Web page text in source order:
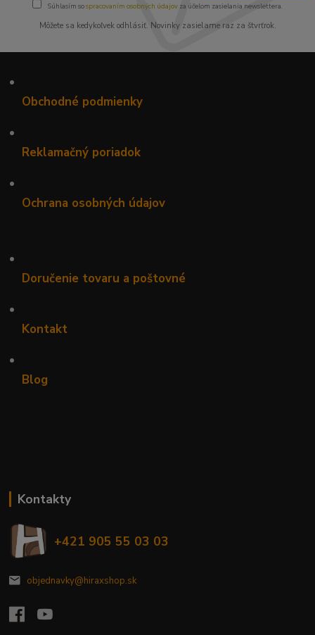
Súhlasím sospracovaním osobných údajov za účelom zasielania newslettera.
Môžete sa kedykoľvek odhlásiť. Novinky zasielame raz za štvrťrok.
•
Obchodné podmienky
•
Reklamačný poriadok
•
Ochrana osobných údajov
•
Doručenie tovaru a poštovné
•
Kontakt
•
Blog
Kontakty
+421 905 55 03 03
objednavky@hiraxshop.sk